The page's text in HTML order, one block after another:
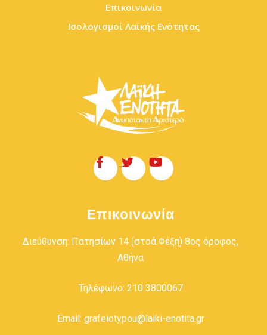
Επικοινωνία
Ισολογισμοί Λαϊκής Ενότητας
Επικοινωνία
Διεύθυνση: Πατησίων 14 (στοά Φέξη) 8ος όροφος,
Αθήνα
Τηλέφωνο: 210 3800067
Email: grafeiotypou@laiki-enotita.gr